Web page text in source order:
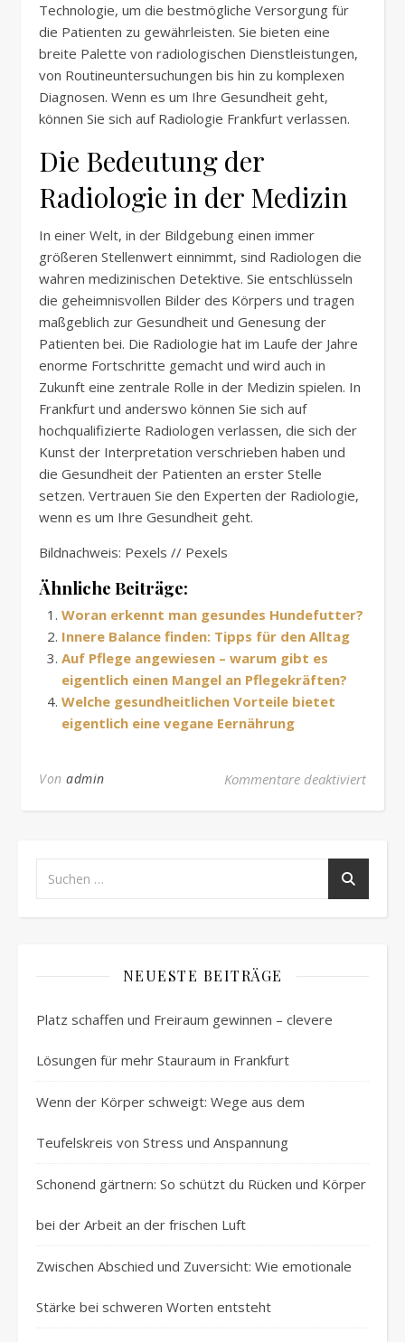
Technologie, um die bestmögliche Versorgung für
die Patienten zu gewährleisten. Sie bieten eine
breite Palette von radiologischen Dienstleistungen,
von Routineuntersuchungen bis hin zu komplexen
Diagnosen. Wenn es um Ihre Gesundheit geht,
können Sie sich auf Radiologie Frankfurt verlassen.
Die Bedeutung der
Radiologie in der Medizin
In einer Welt, in der Bildgebung einen immer
größeren Stellenwert einnimmt, sind Radiologen die
wahren medizinischen Detektive. Sie entschlüsseln
die geheimnisvollen Bilder des Körpers und tragen
maßgeblich zur Gesundheit und Genesung der
Patienten bei. Die Radiologie hat im Laufe der Jahre
enorme Fortschritte gemacht und wird auch in
Zukunft eine zentrale Rolle in der Medizin spielen. In
Frankfurt und anderswo können Sie sich auf
hochqualifizierte Radiologen verlassen, die sich der
Kunst der Interpretation verschrieben haben und
die Gesundheit der Patienten an erster Stelle
setzen. Vertrauen Sie den Experten der Radiologie,
wenn es um Ihre Gesundheit geht.
Bildnachweis: Pexels // Pexels
Ähnliche Beiträge:
Woran erkennt man gesundes Hundefutter?
Innere Balance finden: Tipps für den Alltag
Auf Pflege angewiesen – warum gibt es
eigentlich einen Mangel an Pflegekräften?
Welche gesundheitlichen Vorteile bietet
eigentlich eine vegane Eernährung
Von admin Kommentare deaktiviertfür
NEUESTE BEITRÄGE
Platz schaffen und Freiraum gewinnen – clevere
Lösungen für mehr Stauraum in Frankfurt
Wenn der Körper schweigt: Wege aus dem
Teufelskreis von Stress und Anspannung
Schonend gärtnern: So schützt du Rücken und Körper
bei der Arbeit an der frischen Luft
Zwischen Abschied und Zuversicht: Wie emotionale
Stärke bei schweren Worten entsteht